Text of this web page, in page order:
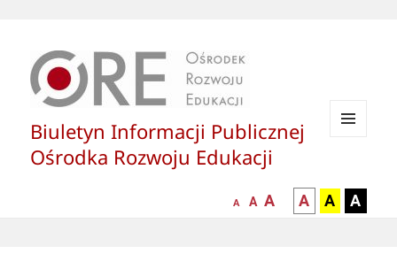
Biuletyn Informacji Publicznej
Ośrodka Rozwoju Edukacji
mniejsza
A
normalna
A
większa-
czcionka
A
kontrast
czarny
A
kontrast
czarny
A
żółty
A